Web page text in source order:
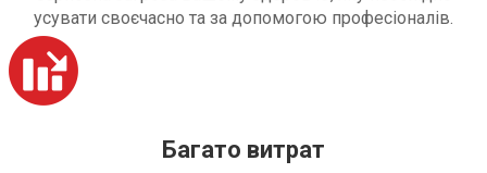
усувати своєчасно та за допомогою професіоналів.
Багато витрат